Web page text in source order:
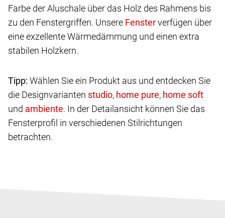
Farbe der Aluschale über das Holz des Rahmens bis
zu den Fenstergriffen. Unsere
verfügen über
eine exzellente Wärmedämmung und einen extra
stabilen Holzkern.
Tipp: Wählen Sie ein Produkt aus und entdecken Sie
die Designvarianten
,
,
und
. In der Detailansicht können Sie das
Fensterprofil in verschiedenen Stilrichtungen
betrachten.